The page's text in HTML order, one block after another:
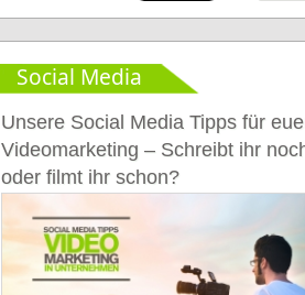
Social Media
Unsere Social Media Tipps für
Videomarketing – Schreibt ihr
oder filmt ihr schon?